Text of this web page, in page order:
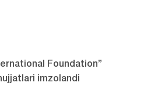
Foundation”
imzolandi